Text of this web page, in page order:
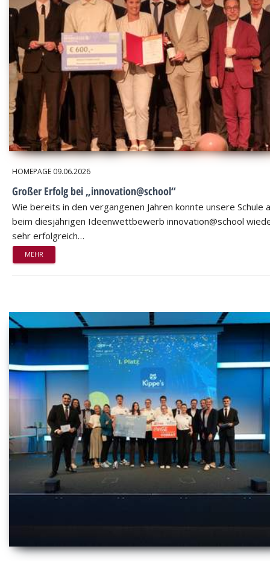
HOMEPAGE 09.06.2026
Großer Erfolg bei „innovation@school“
Wie bereits in den vergangenen Jahren konnte unsere Schule
beim diesjährigen Ideenwettbewerb innovation@school
sehr erfolgreich…
MEHR